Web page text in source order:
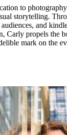
to
storytelling.
audiences, and
Carly propels the
mark on the